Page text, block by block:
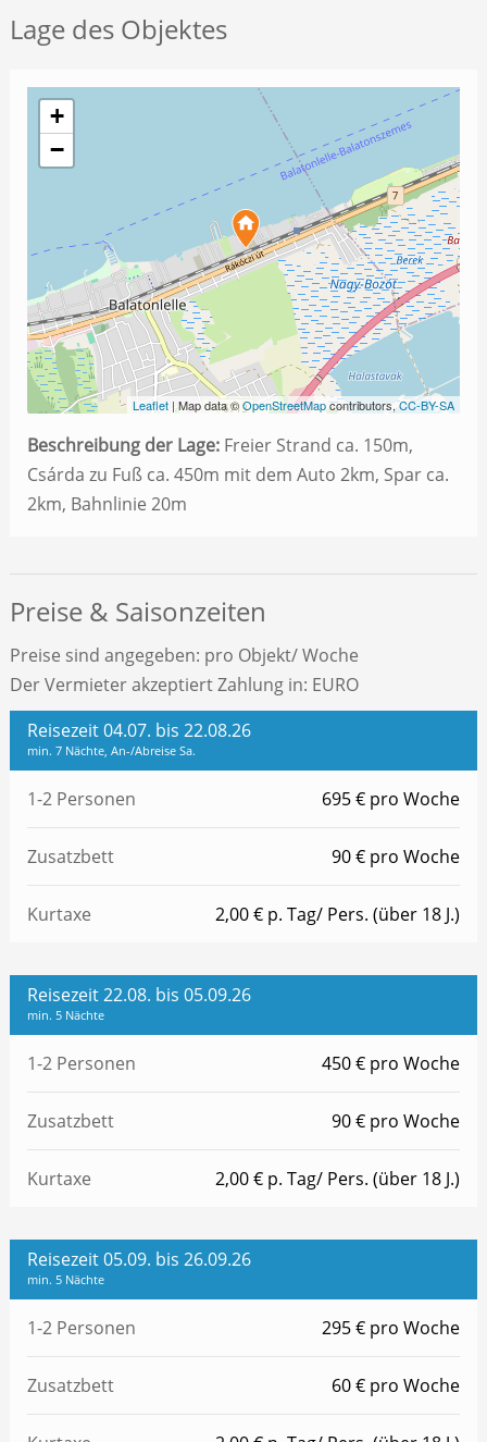
Lage des Objektes
+
−
Leaflet | Map data ©OpenStreetMapcontributors,CC-BY-SA
Beschreibung der Lage:Freier Strand ca. 150m,
Csárda zu Fuß ca. 450m mit dem Auto 2km, Spar ca.
2km, Bahnlinie 20m
Preise & Saisonzeiten
Preise sind angegeben: pro Objekt/ Woche
Der Vermieter akzeptiert Zahlung in: EURO
Reisezeit 04.07. bis 22.08.26
min. 7 Nächte, An-/Abreise Sa.
1-2 Personen 695 € pro Woche
Zusatzbett 90 € pro Woche
Kurtaxe 2,00 € p. Tag/ Pers. (über 18 J.)
Reisezeit 22.08. bis 05.09.26
min. 5 Nächte
1-2 Personen 450 € pro Woche
Zusatzbett 90 € pro Woche
Kurtaxe 2,00 € p. Tag/ Pers. (über 18 J.)
Reisezeit 05.09. bis 26.09.26
min. 5 Nächte
1-2 Personen 295 € pro Woche
Zusatzbett 60 € pro Woche